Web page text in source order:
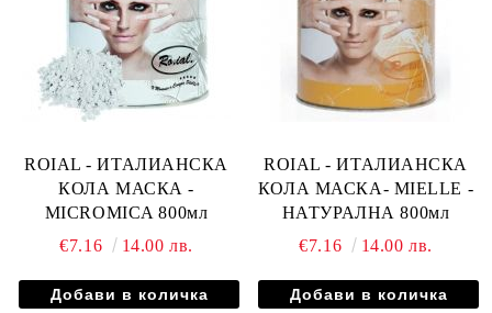
ROIAL - ИТАЛИАНСКА
КОЛА МАСКА -
MICROMICA 800мл
€7.16
14.00 лв.
ROIAL - ИТАЛИАНСКА
КОЛА МАСКА- MIELLE -
НАТУРАЛНА 800мл
€7.16
14.00 лв.